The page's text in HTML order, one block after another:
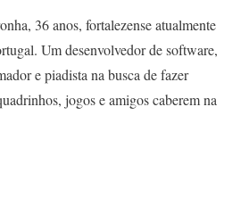
36 anos, fortalezense atualmente
Um desenvolvedor de software,
e piadista na busca de fazer
jogos e amigos caberem na